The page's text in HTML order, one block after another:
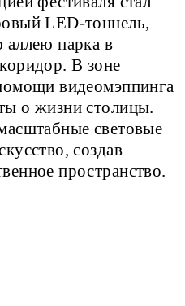
LED-тоннель,
аллею парка в
В зоне
видеомэппинга
о жизни столицы.
световые
создав
пространство.